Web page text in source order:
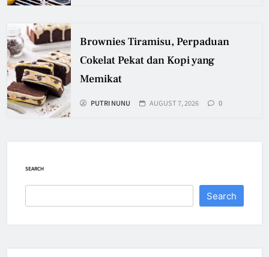
Brownies Tiramisu, Perpaduan
Cokelat Pekat dan Kopi yang
Memikat
PUTRI NUNU AUGUST 7, 2026 0
SEARCH
Search